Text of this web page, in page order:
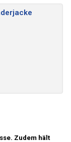
Zudem hält